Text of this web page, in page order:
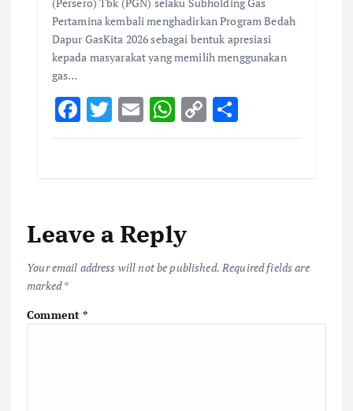
Pertamina kembali menghadirkan Program Bedah
Dapur GasKita 2026 sebagai bentuk apresiasi
kepada masyarakat yang memilih menggunakan
gas…
F
ac
o
k
T
w
E
m
W
h
p
p
C
o
k
S
h
Leave a Reply
Your email address will not be published. Required fields are
marked*
Comment*